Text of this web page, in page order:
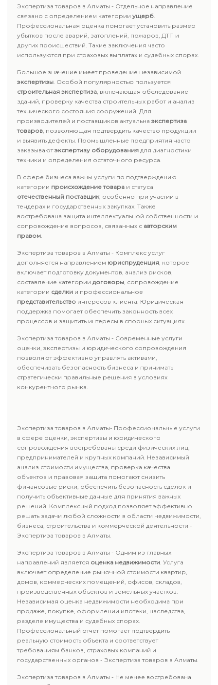
Экспертиза товаров в Алматы - Отдельное направление
связано с определением категории ущерб.
Профессиональная оценка помогает установить размер
убытков после аварий, затоплений, пожаров, ДТП и
других происшествий. Такие заключения часто
используются при страховых выплатах и судебных спорах.
Большое значение имеет проведение независимой
экспертизы. Особой популярностью пользуется
строительная экспертиза, включающая обследование
зданий, проверку качества строительных работ и анализ
технического состояния сооружений. Для
производителей и поставщиков актуальна экспертиза
товаров, позволяющая подтвердить качество продукции
и выявить дефекты. Промышленные предприятия часто
заказываютэкспертизу оборудования для диагностики
техники и определения остаточного ресурса.
В сфере бизнеса важны услуги по подтверждению
категории происхождение товара и статуса
отечественный поставщик, особенно при участии в
тендерах и государственных закупках. Также
востребована защита интеллектуальной собственности и
сопровождение вопросов, связанных с авторским
правом.
Экспертиза товаров в Алматы - Комплекс услуг
дополняется направлением юриспруденция, которое
включает подготовку документов, анализ рисков,
составление категории договоры, сопровождение
категории сделки и профессиональное
представительство интересов клиента. Юридическая
поддержка помогает обеспечить законность всех
процессов и защитить интересы в спорных ситуациях.
Экспертиза товаров в Алматы - Современные услуги
оценки, экспертизы и юридического сопровождения
позволяют эффективно управлять активами,
обеспечивать безопасность бизнеса и принимать
стратегически правильные решения в условиях
конкурентного рынка.
Экспертиза товаров в Алматы- Профессиональные услуги
в сфере оценки, экспертизы и юридического
сопровождения востребованы среди физических лиц,
предпринимателей и крупных компаний. Независимый
анализ стоимости имущества, проверка качества
объектов и правовая защита помогают снизить
финансовые риски, обеспечить безопасность сделок и
получить объективные данные для принятия важных
решений. Комплексный подход позволяет эффективно
решать задачи любой сложности в области недвижимости,
бизнеса, строительства и коммерческой деятельности -
Экспертиза товаров в Алматы.
Экспертиза товаров в Алматы - Одним из главных
направлений является оценка недвижимости. Услуга
включает определение рыночной стоимости квартир,
домов, коммерческих помещений, офисов, складов,
производственных объектов и земельных участков.
Независимая оценка недвижимости необходима при
продаже, покупке, оформлении ипотеки, наследства,
разделе имущества и судебных спорах.
Профессиональный отчет помогает подтвердить
реальную стоимость объекта и соответствует
требованиям банков, страховых компаний и
государственных органов - Экспертиза товаров в Алматы.
Экспертиза товаров в Алматы - Не менее востребована